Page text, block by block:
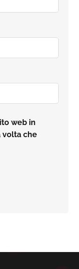
web in
volta che